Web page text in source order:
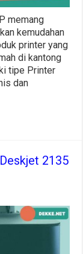
memang
kemudahan
printer yang
di kantong
tipe Printer
dan
2135